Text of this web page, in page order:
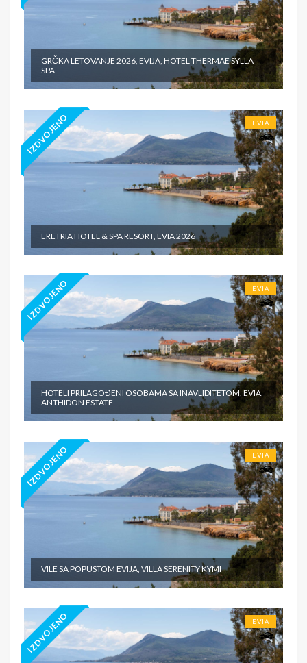
GRČKA LETOVANJE 2026, EVIJA, HOTEL THERMAE SYLLA
SPA
IZDVOJENO EVIA
ERETRIA HOTEL & SPA RESORT, EVIA 2026
IZDVOJENO EVIA
HOTELI PRILAGOĐENI OSOBAMA SA INAVLIDITETOM, EVIA,
ANTHIDON ESTATE
IZDVOJENO EVIA
VILE SA POPUSTOM EVIJA, VILLA SERENITY KYMI
IZDVOJENO EVIA